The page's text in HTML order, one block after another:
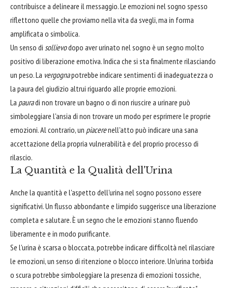
contribuisce a delineare il messaggio. Le emozioni nel sogno spesso
riflettono quelle che proviamo nella vita da svegli, ma in forma
amplificata o simbolica.
Un senso di sollievodopo aver urinato nel sogno è un segno molto
positivo di liberazione emotiva. Indica che si sta finalmente rilasciando
un peso. La vergognapotrebbe indicare sentimenti di inadeguatezza o
la paura del giudizio altrui riguardo alle proprie emozioni.
La pauradi non trovare un bagno o di non riuscire a urinare può
simboleggiare l'ansia di non trovare un modo per esprimere le proprie
emozioni. Al contrario, un piacerenell'atto può indicare una sana
accettazione della propria vulnerabilità e del proprio processo di
rilascio.
La Quantità e la Qualità dell'Urina
Anche la quantità e l'aspetto dell'urina nel sogno possono essere
significativi. Un flusso abbondante e limpido suggerisce una liberazione
completa e salutare. È un segno che le emozioni stanno fluendo
liberamente e in modo purificante.
Se l'urina è scarsa o bloccata, potrebbe indicare difficoltà nel rilasciare
le emozioni, un senso di ritenzione o blocco interiore. Un'urina torbida
o scura potrebbe simboleggiare la presenza di emozioni tossiche,